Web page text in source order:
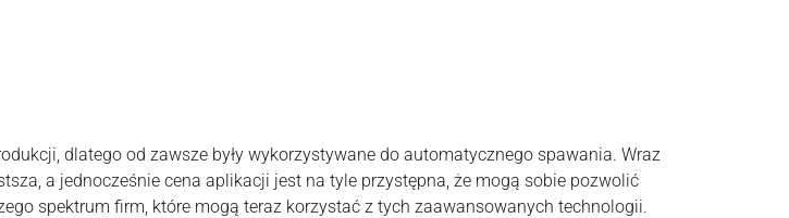
dlatego od zawsze były wykorzystywane do automatycznego spawania. Wraz
a jednocześnie cena aplikacji jest na tyle przystępna, że mogą sobie pozwolić
spektrum firm, które mogą teraz korzystać z tych zaawansowanych technologii.